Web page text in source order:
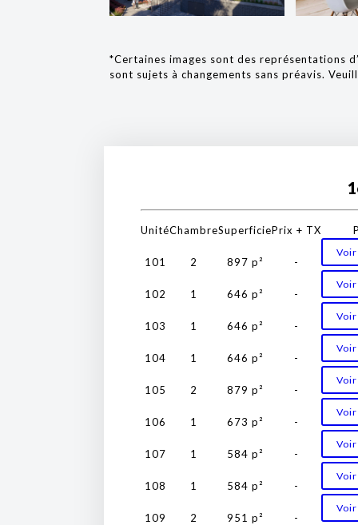
*Certaines images sont des représentations
sont sujets à changements sans préavis.
UnitéChambreSuperficiePrix + TX
101 2 897 p² -
102 1 646 p² -
103 1 646 p² -
104 1 646 p² -
105 2 879 p² -
106 1 673 p² -
107 1 584 p² -
108 1 584 p² -
109 2 951 p² -